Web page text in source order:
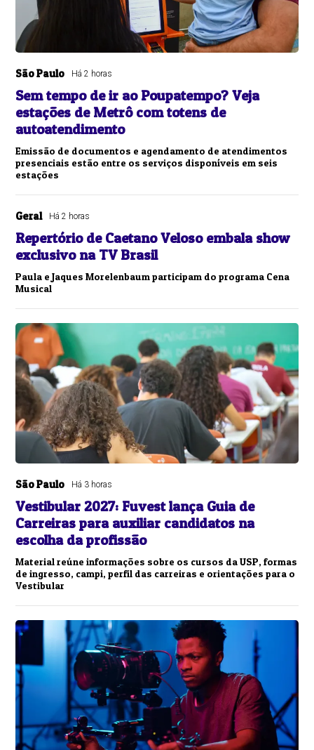
São Paulo Há 2 horas
Sem tempo de ir ao Poupatempo? Veja
estações de Metrô com totens de
autoatendimento
Emissão de documentos e agendamento de atendimentos
presenciais estão entre os serviços disponíveis em seis
estações
Geral Há 2 horas
Repertório de Caetano Veloso embala show
exclusivo na TV Brasil
Paula e Jaques Morelenbaum participam do programa Cena
Musical
São Paulo Há 3 horas
Vestibular 2027: Fuvest lança Guia de
Carreiras para auxiliar candidatos na
escolha da profissão
Material reúne informações sobre os cursos da USP, formas
de ingresso, campi, perfil das carreiras e orientações para o
Vestibular